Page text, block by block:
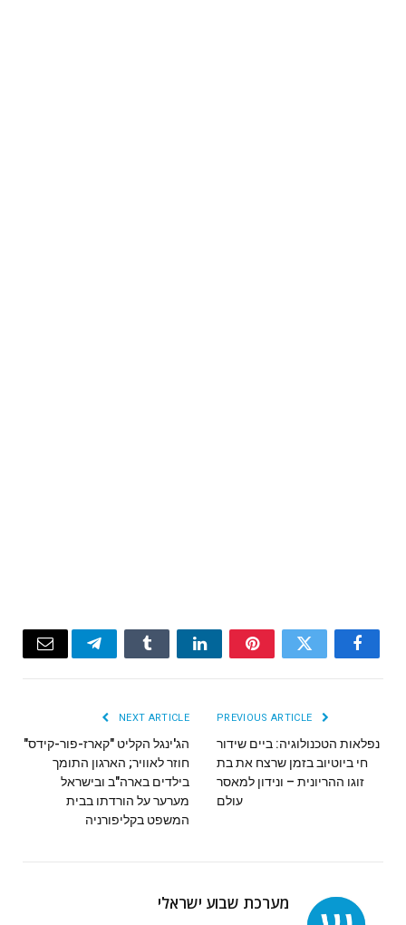
Facebook
Twitter
Pinterest
LinkedIn
Tumblr
Telegram
Email
נפלאות הטכנולוגיה: ביים שידור
חי ביוטיוב בזמן שרצח את בת
זוגו ההריונית – ונידון למאסר
עולם
NEXT ARTICLE
הג'ינגל הקליט "קארז-פור-קידס"
חוזר לאוויר; הארגון התומך
בילדים בארה"ב ובישראל
מערער על הורדתו בבית
המשפט בקליפורניה
מערכת שבוע ישראלי